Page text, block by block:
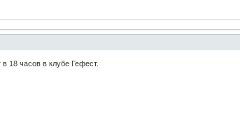
18 часов в клубе Гефест.